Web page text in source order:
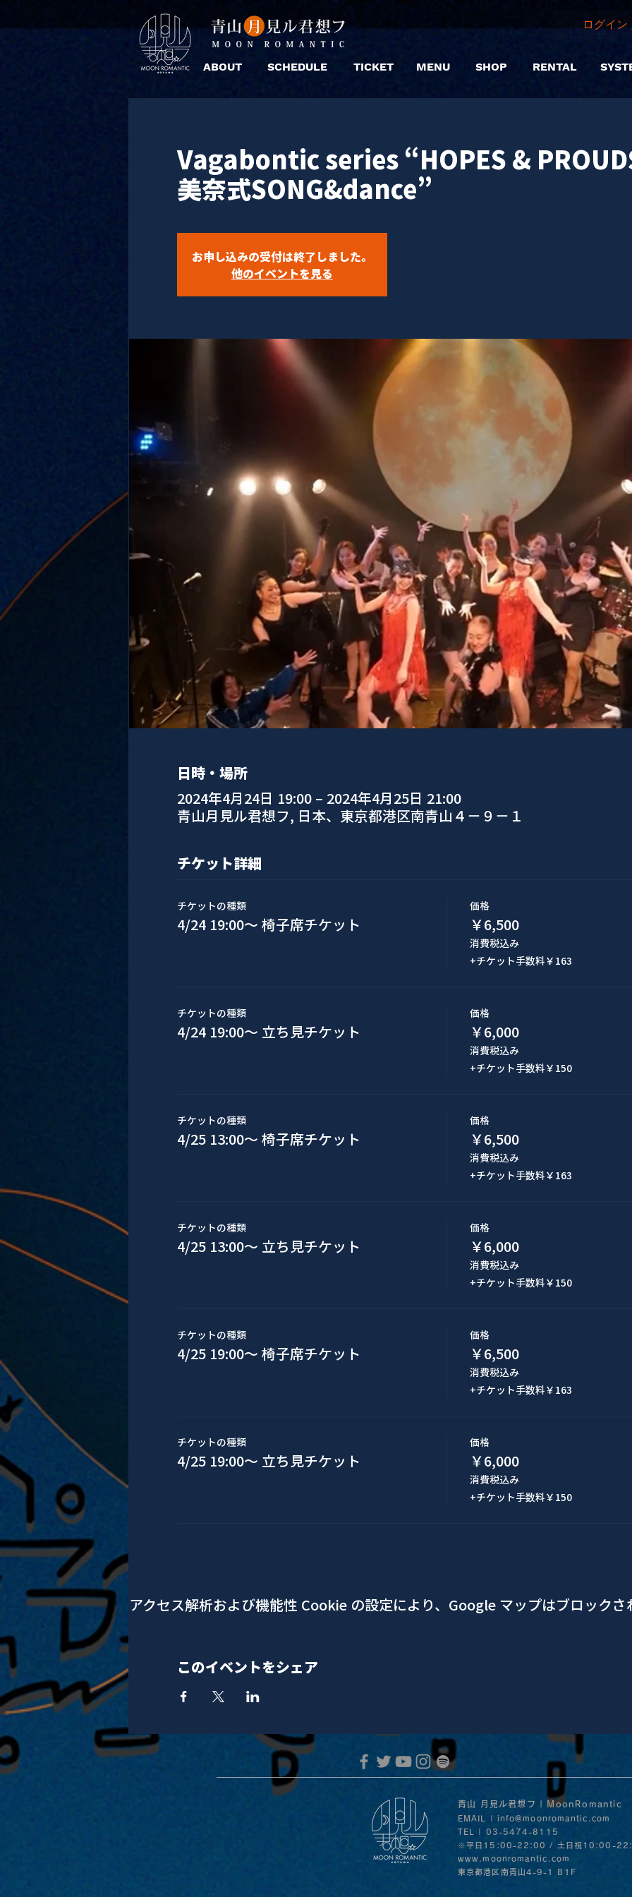
ABOUT SCHEDULE TICKET MENU SHOP
ログイ
RENTAL
Vagabontic series “HOPES &
美奈式SONG&dance”
お申し込みの受付は終了しました。
他のイベントを見る
日時・場所
2024年4月24日 19:00 – 2024年4月25日 21:00
青山月見ル君想フ, 日本、東京都港区南青山４−９−１
チケット詳細
チケットの種類
4/24 19:00〜 椅子席チケット
価格
￥6,500
消費税込み
+チケット手数料￥163
チケットの種類
4/24 19:00〜 立ち見チケット
価格
￥6,000
消費税込み
+チケット手数料￥150
チケットの種類
4/25 13:00〜 椅子席チケット
価格
￥6,500
消費税込み
+チケット手数料￥163
チケットの種類
4/25 13:00〜 立ち見チケット
価格
￥6,000
消費税込み
+チケット手数料￥150
チケットの種類
4/25 19:00〜 椅子席チケット
価格
￥6,500
消費税込み
+チケット手数料￥163
チケットの種類
4/25 19:00〜 立ち見チケット
価格
￥6,000
消費税込み
+チケット手数料￥150
アクセス解析および機能性 Cookie の設定により、Google マップはブロックさ
このイベントをシェア
青山 月見ル君想フ | MoonRomantic
EMAIL |
info@moonromantic.com
TEL | 03-5474-8115
※平日15:00-22:00 / 土日祝10:00-
www.moonromantic.com
​東京都港区南青山4-9-1 B1F